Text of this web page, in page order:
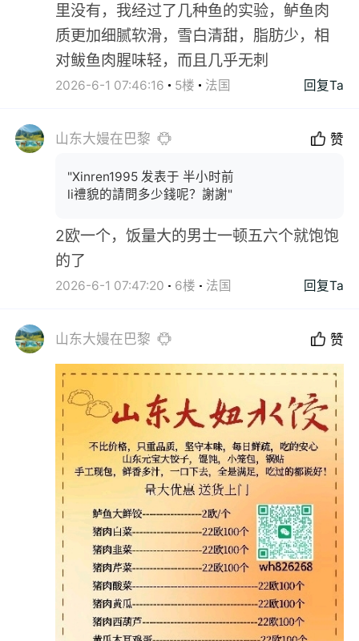
里没有，我经过了几种鱼的实验，鲈鱼肉
质更加细腻软滑，雪白清甜，脂肪少，相
对鲅鱼肉腥味轻，而且几乎无刺
2026-6-1 07:46:16 5楼 法国 回复Ta
山东大嫚在巴黎 赞
"Xinren1995 发表于 半小时前
li禮貌的請問多少錢呢？謝謝"
2欧一个，饭量大的男士一顿五六个就饱饱
的了
2026-6-1 07:47:20 6楼 法国 回复Ta
山东大嫚在巴黎 赞